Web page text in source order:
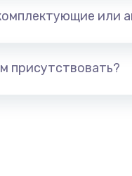
или
присутствовать?